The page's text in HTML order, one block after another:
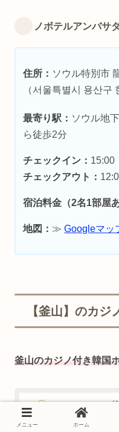
ノボテルアンバサ
住所： ソウル特別市
（서울특별시 용산구
最寄り駅： ソウル地
ら徒歩2分
チェックイン： 15:00
チェックアウト：
宿泊料金（2名1部屋
地図：≫Googleマッ
【釜山】のカジ
釜山のカジノ付き韓国
ロッテホテル
パラダイスホ
メニュー ホーム